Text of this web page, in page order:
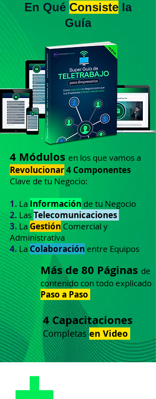
En Qué Consiste la
Guía
4 Módulos en los que vamos a
Revolucionar4 Componentes
Clave de tu Negocio:
1. La Información de tu Negocio
2. LasTelecomunicaciones
3.LaGestión Comercial y
Administrativa
4.LaColaboración entre Equipos
Más de 80 Páginas de
contenido con todo explicado
Paso a Paso
4 Capacitaciones
Completasen Video